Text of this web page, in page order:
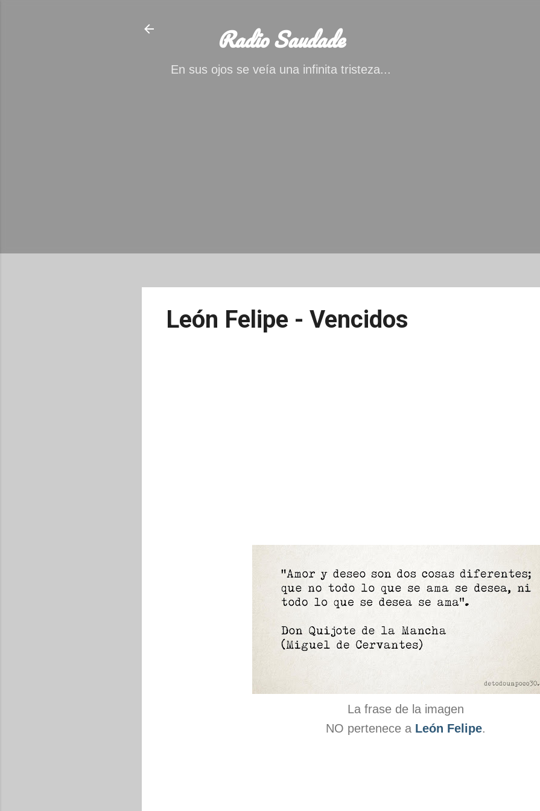
Radio Saudade
En sus ojos se veía una infinita tristeza...
León Felipe - Vencidos
La frase de la imagen
NO pertenece a León Felipe.